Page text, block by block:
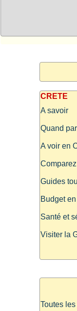
CRETE
A savoir
Quand
A voir en
Guides
Budget
Santé et
Visiter la
Toutes